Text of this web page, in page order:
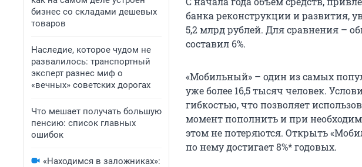
бизнес со складами дешевых
товаров
Наследие, которое чудом не
развалилось: транспортный
эксперт разнес миф о
«вечных» советских дорогах
Что мешает получать большую
пенсию: список главных
ошибок
«Находимся в заложниках»:
банка реконструкции и развития,
5,2 млрд рублей. Для сравнения –
составил 6%.
«Мобильный» – один из самых
уже более 16,5 тысяч человек.
гибкостью, что позволяет
момент пополнить и при
этом не потеряются. Открыть
по нему достигает 8%* годовых.